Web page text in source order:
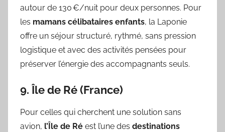
autour de 130 €/nuit pour deux personnes. Pour
les mamans célibataires enfants, la Laponie
offre un séjour structuré, rythmé, sans pression
logistique et avec des activités pensées pour
préserver l’énergie des accompagnants seuls.
9. Île de Ré (France)
Pour celles qui cherchent une solution sans
avion, l’Île de Ré est l’une des destinations